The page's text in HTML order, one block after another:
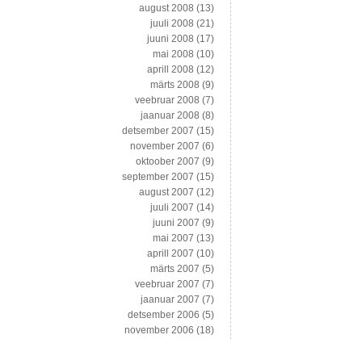
august 2008 (13)
juuli 2008 (21)
juuni 2008 (17)
mai 2008 (10)
aprill 2008 (12)
märts 2008 (9)
veebruar 2008 (7)
jaanuar 2008 (8)
detsember 2007 (15)
november 2007 (6)
oktoober 2007 (9)
september 2007 (15)
august 2007 (12)
juuli 2007 (14)
juuni 2007 (9)
mai 2007 (13)
aprill 2007 (10)
märts 2007 (5)
veebruar 2007 (7)
jaanuar 2007 (7)
detsember 2006 (5)
november 2006 (18)